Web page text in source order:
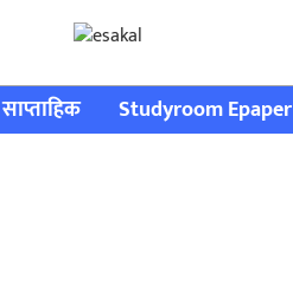
साप्ताहिक Studyroom Epaper